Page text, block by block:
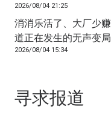
2026/08/04 21:25
消消乐活了、大厂少
道正在发生的无声变局
2026/08/04 15:34
寻求报道